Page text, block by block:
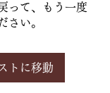
って、もう一度
さい。
トに移動